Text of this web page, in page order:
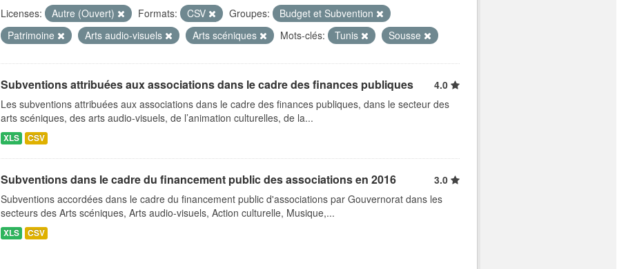
Licenses: Autre (Ouvert) Formats: CSV Groupes:
Budget et Subvention
Patrimoine
Arts audio-visuels Arts scéniques Mots-clés: Tunis Sousse
Subventions attribuées aux associations dans le cadre des finances publiques
4.0
Les subventions attribuées aux associations dans le cadre des finances publiques, dans le secteur des
arts scéniques, des arts audio-visuels, de l’animation culturelles, de la...
XLS CSV
Subventions dans le cadre du financement public des associations en 2016
3.0
Subventions accordées dans le cadre du financement public d'associations par Gouvernorat dans les
secteurs des Arts scéniques, Arts audio-visuels, Action culturelle, Musique,...
XLS CSV